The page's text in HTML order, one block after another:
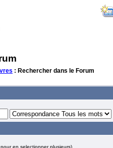
: Rechercher dans le Forum
en selectionner plusieurs)